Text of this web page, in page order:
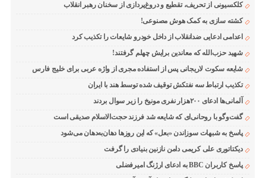
کلکسیونی از تحریف، تقطیع و دروغ‌پردازی از سخنان رهبر انقلاب
کشته سازی به کمک هوش مصنوعی!
اعدامی ادعایی ضدانقلاب از داخل خودرو شایعات را تکذیب کرد
شهید حزب‌الله که معاندین برایش چهلم گرفتند!
شایعه سکوت لاریجانی پس از استفاده مجری از واژه عربی برای خلیج فارس
تکذیب ارتباط سه نفتکش توقیف شده توسط هند با ایران
آلمانی‌ها ادعای ۲۰۰هزار نفری مونیخ را زیر سوال بردند
گفت‌وگو با روحانی‌ای که شایعه شد فرزند حجت‌الاسلام صدیقی است
پاسخ به شبهات سوزاندن «بعل» که این روزها دهان‌به‌دهان می‌شود
دیکتاتوری علی کریمی دامن نازنین بنیادی را گرفت
پاسخ کاربران BBC به ادعای ارژنگ امیرفضلی